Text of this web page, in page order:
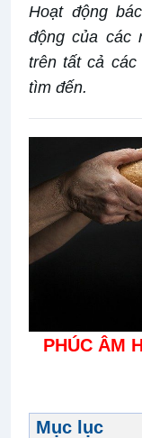
Hoạt động
động của các
trên tất cả
tìm đến.
PHÚC ÂM
Mục lục